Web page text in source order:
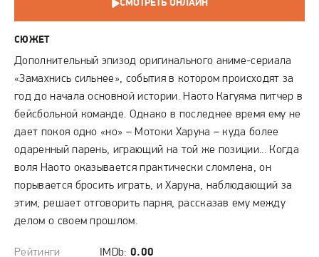
СМОТРЕТЬ ОНЛАЙН
СЮЖЕТ
Дополнительный эпизод оригинального аниме-сериала
«Замахнись сильнее», события в котором происходят за
год до начала основной истории. Наото Кагуяма питчер в
бейсбольной команде. Однако в последнее время ему не
дает покоя одно «но» – Мотоки Харуна – куда более
одаренный парень, играющий на той же позиции... Когда
воля Наото оказывается практически сломлена, он
порывается бросить играть, и Харуна, наблюдающий за
этим, решает отговорить парня, рассказав ему между
делом о своем прошлом.
Рейтинги IMDb: 0.00